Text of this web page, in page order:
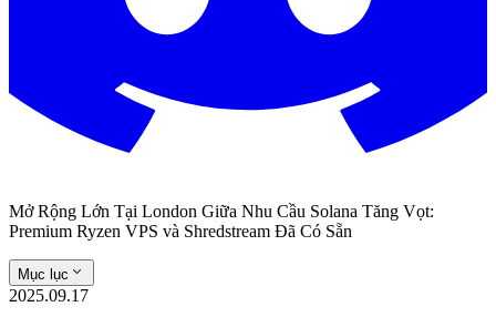
Mở Rộng Lớn Tại London Giữa Nhu Cầu Solana Tăng Vọt:
Premium Ryzen VPS và Shredstream Đã Có Sẵn
Mục lục
2025.09.17